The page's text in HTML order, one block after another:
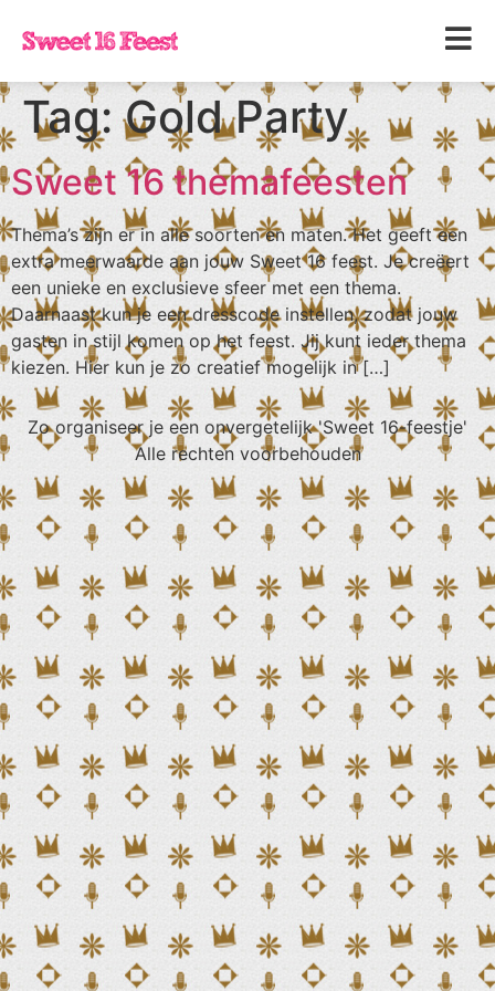
Tag:Gold Party
Sweet 16 themafeesten
Thema’s zijn er in alle soorten en maten. Het geeft een
extra meerwaarde aan jouw Sweet 16 feest. Je creëert
een unieke en exclusieve sfeer met een thema.
Daarnaast kun je een dresscode instellen, zodat jouw
gasten in stijl komen op het feest. Jij kunt ieder thema
kiezen. Hier kun je zo creatief mogelijk in […]
Zo organiseer je een onvergetelijk 'Sweet 16-feestje'
Alle rechten voorbehouden